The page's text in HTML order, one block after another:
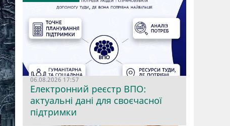
06.08.2026 17:57
Електронний реєстр ВПО:
актуальні дані для своєчасної
підтримки